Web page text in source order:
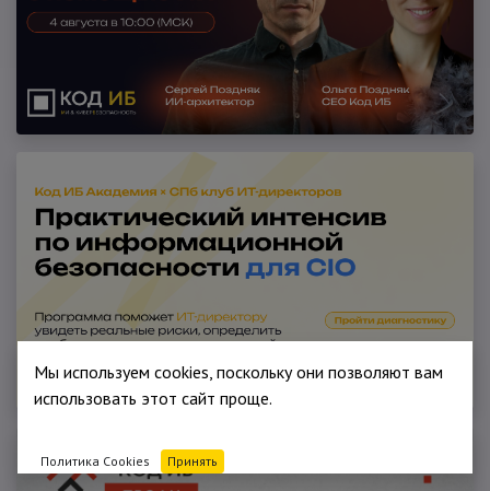
Мы используем cookies, поскольку они позволяют вам
использовать этот сайт проще.
Политика Cookies Принять